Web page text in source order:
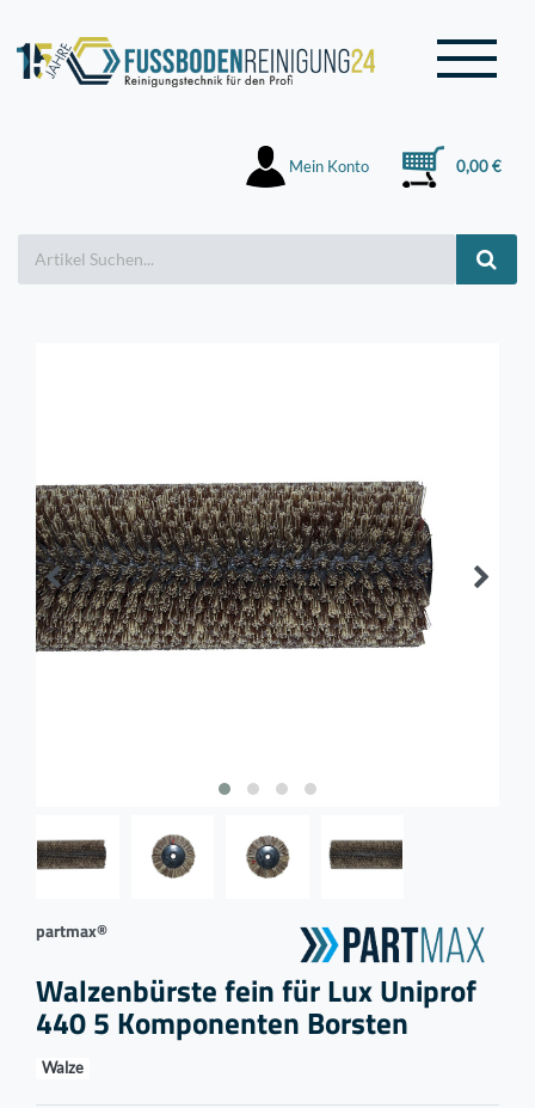
Mein Konto 0,00 €
partmax®
Walzenbürste fein für Lux Uniprof
440 5 Komponenten Borsten
Walze